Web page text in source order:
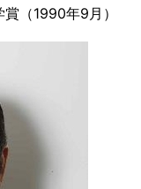
（1990年9月）